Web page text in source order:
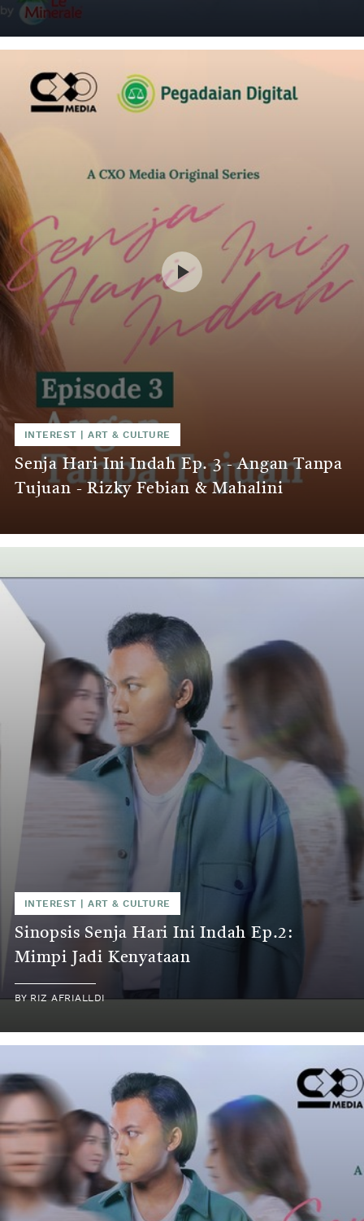
INTEREST |ART & CULTURE
Senja Hari Ini Indah Ep. 3 - Angan Tanpa
Tujuan - Rizky Febian & Mahalini
INTEREST |ART & CULTURE
Sinopsis Senja Hari Ini Indah Ep.2:
Mimpi Jadi Kenyataan
BYRIZ AFRIALLDI